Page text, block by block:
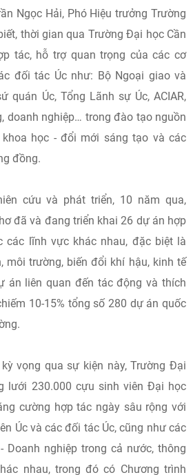
Ngọc Hải, Phó Hiệu trưởng Trường
thời gian qua Trường Đại học Cần
tác, hỗ trợ quan trọng của các cơ
đối tác Úc như: Bộ Ngoại giao và
quán Úc, Tổng Lãnh sự Úc, ACIAR,
doanh nghiệp… trong đào tạo nguồn
học - đổi mới sáng tạo và các
đồng.
cứu và phát triển, 10 năm qua,
đã và đang triển khai 26 dự án hợp
các lĩnh vực khác nhau, đặc biệt là
môi trường, biến đổi khí hậu, kinh tế
án liên quan đến tác động và thích
10-15% tổng số 280 dự án quốc
vọng qua sự kiện này, Trường Đại
lưới 230.000 cựu sinh viên Đại học
cường hợp tác ngày sâu rộng với
Úc và các đối tác Úc, cũng như các
Doanh nghiệp trong cả nước, thông
nhau, trong đó có Chương trình